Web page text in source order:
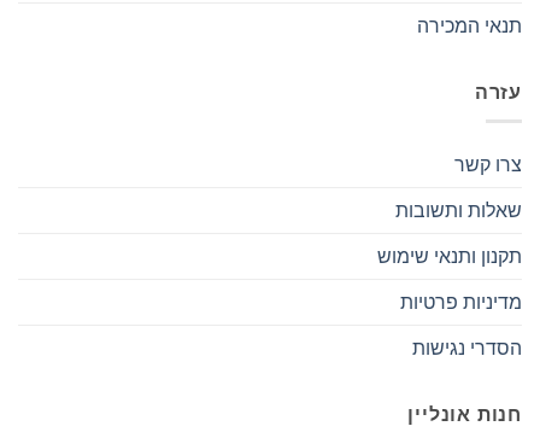
תנאי המכירה
עזרה
צרו קשר
שאלות ותשובות
תקנון ותנאי שימוש
מדיניות פרטיות
הסדרי נגישות
חנות אונליין